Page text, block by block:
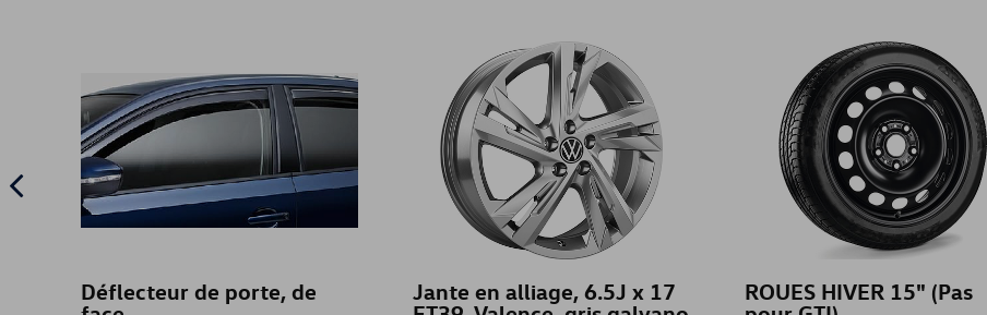
Déflecteur de porte, de
Jante en alliage, 6.5J x 17
ROUES HIVER 15" (Pas